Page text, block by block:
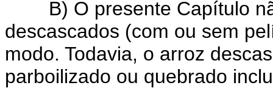
B) O presente Capítulo
descascados (com ou sem
modo. Todavia, o arroz
parboilizado ou quebrado